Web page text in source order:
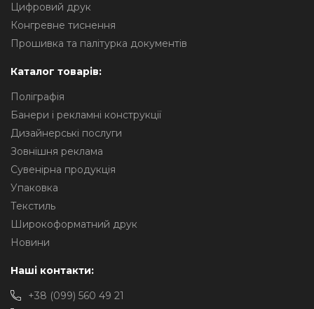
Цифровий друк
Конгревне тиснення
Прошивка та палітурка документів
Каталог товарів:
Поліграфія
Банери і рекламні конструкції
Дизайнерські послуги
Зовнішня реклама
Сувенірна продукція
Упаковка
Текстиль
Широкоформатний друк
Новини
Наші контакти:
+38 (099) 560 49 21